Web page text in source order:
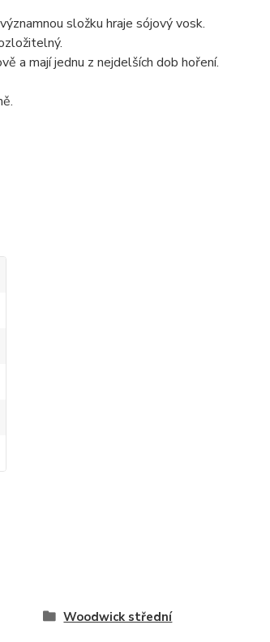
složku hraje sójový vosk.
a mají jednu z nejdelších dob hoření.
Woodwick střední